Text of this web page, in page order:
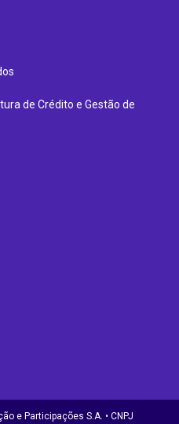
de Crédito e Gestão de
e Participações S.A. • CNPJ